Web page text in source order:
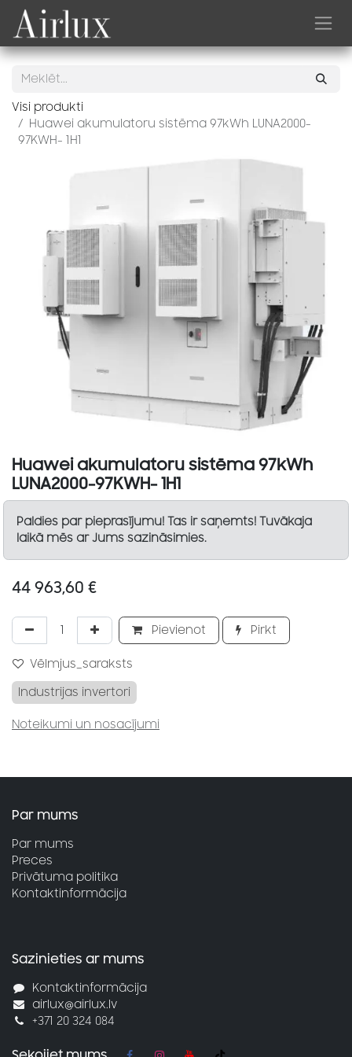
Skip to Content
Visi produkti
Huawei akumulatoru sistēma 97kWh LUNA2000-
97KWH- 1H1
Huawei akumulatoru sistēma 97kWh
LUNA2000-97KWH- 1H1
Paldies par pieprasījumu! Tas ir saņemts! Tuvākaja
laikā mēs ar Jums sazināsimies.
44 963,60 €
Pievienot Pirkt
Vēlmjus_saraksts
Industrijas invertori
Noteikumi un nosacījumi
Par mums
Par mums
Preces
Privātuma politika
Kontaktinformācija
Sazinieties ar mums
Kontaktinformācija
airlux@airlux.lv
+371 20 324 084